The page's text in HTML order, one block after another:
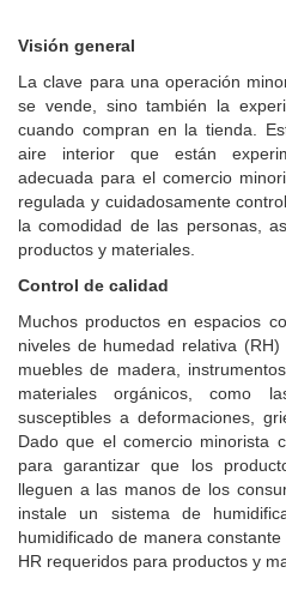
Visión general
La clave para una operación
se vende, sino también la
cuando compran en la tienda.
aire interior que están
adecuada para el comercio
regulada y cuidadosamente
la comodidad de las personas,
productos y materiales.
Control de calidad
Muchos productos en espacios
niveles de humedad relativa
muebles de madera,
materiales orgánicos, como
susceptibles a deformaciones,
Dado que el comercio minorista
para garantizar que los
lleguen a las manos de los
instale un sistema de
humidificado de manera
HR requeridos para productos y